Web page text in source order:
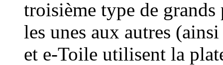
troisième type de grands
les unes aux autres
et e-Toile utilisent la